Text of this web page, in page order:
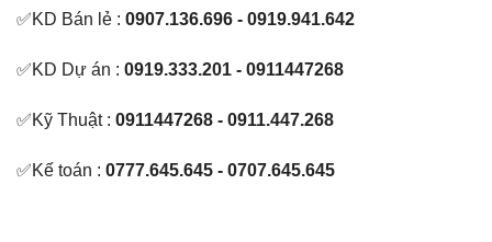
✅KD Bán lẻ : 0907.136.696 - 0919.941.642
✅KD Dự án : 0919.333.201 - 0911447268
✅Kỹ Thuật : 0911447268 - 0911.447.268
✅Kế toán : 0777.645.645 - 0707.645.645